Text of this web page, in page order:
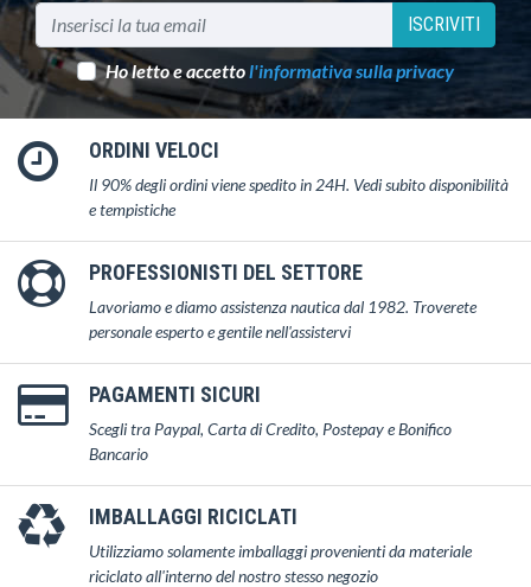
ISCRIVITI
Ho letto e accettol'informativa sulla privacy
ORDINI VELOCI
Il 90% degli ordini viene spedito in 24H. Vedi subito disponibilità
e tempistiche
PROFESSIONISTI DEL SETTORE
Lavoriamo e diamo assistenza nautica dal 1982. Troverete
personale esperto e gentile nell'assistervi
PAGAMENTI SICURI
Scegli tra Paypal, Carta di Credito, Postepay e Bonifico
Bancario
IMBALLAGGI RICICLATI
Utilizziamo solamente imballaggi provenienti da materiale
riciclato all'interno del nostro stesso negozio